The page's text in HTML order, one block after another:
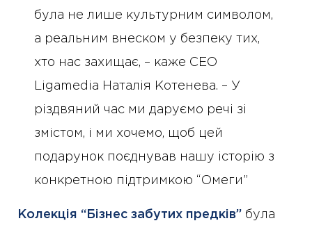
була не лише культурним символом,
а реальним внеском у безпеку тих,
хто нас захищає, – каже СЕО
Ligamedia Наталія Котенева. – У
різдвяний час ми даруємо речі зі
змістом, і ми хочемо, щоб цей
подарунок поєднував нашу історію з
конкретною підтримкою “Омеги”
Колекція “Бізнес забутих предків” була